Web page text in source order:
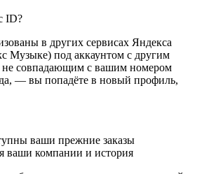
ID?
в других сервисах Яндекса
Музыке) под аккаунтом с другим
не совпадающим с вашим номером
— вы попадёте в новый профиль,
ваши прежние заказы
ваши компании и история